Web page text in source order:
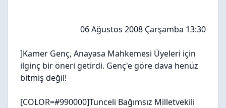
06 Ağustos 2008 Çarşamba 13:30
]Kamer Genç, Anayasa Mahkemesi Üyeleri için
ilginç bir öneri getirdi. Genç'e göre dava henüz
bitmiş değil!
[COLOR=#990000]Tunceli Bağımsız Milletvekili